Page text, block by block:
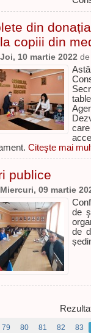
din
copiii din
Joi, 10 martie 2022
Citeşte mai
publice
Miercuri, 09 martie
de
de
79 80 81 82 83